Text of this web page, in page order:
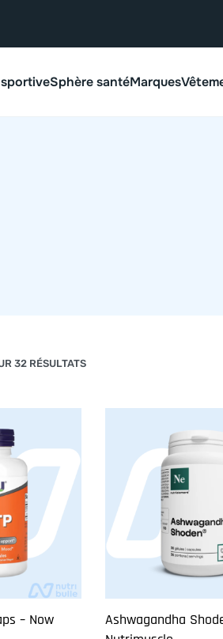
Sphère santéMarques
32 RÉSULTATS
– Now
Ashwagandha